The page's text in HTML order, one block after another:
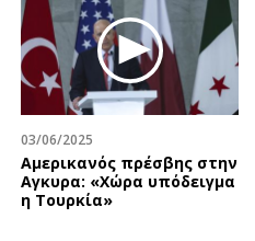
03/06/2025
Αμερικανός πρέσβης στην
Αγκυρα: «Χώρα υπόδειγμα
η Τουρκία»